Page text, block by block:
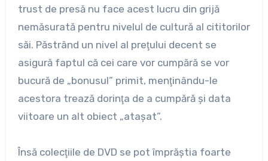
trust de presă nu face acest lucru din grijă
nemăsurată pentru nivelul de cultură al cititorilor
săi. Păstrând un nivel al preţului decent se
asigură faptul că cei care vor cumpără se vor
bucură de „bonusul” primit, menţinându-le
acestora trează dorinţa de a cumpără şi data
viitoare un alt obiect „ataşat”.
Însă colecţiile de DVD se pot împrăştia foarte